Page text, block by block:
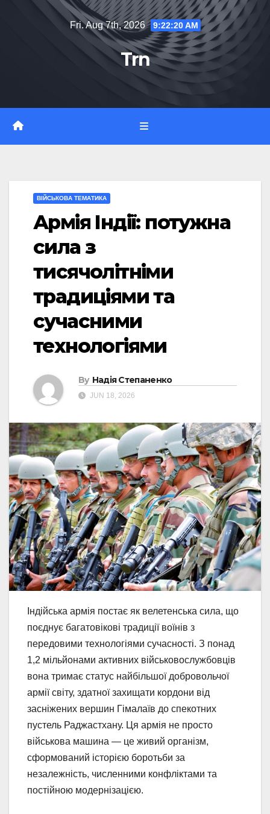
Fri. Aug 7th, 2026 9:22:22 AM
Trn
ВІЙСЬКОВА ТЕМАТИКА
Армія Індії: потужна
сила з
тисячолітніми
традиціями та
сучасними
технологіями
By Надія Степаненко
JUN 18, 2026
Індійська армія постає як велетенська сила, що
поєднує багатовікові традиції воїнів з
передовими технологіями сучасності. З понад
1,2 мільйонами активних військовослужбовців
вона тримає статус найбільшої добровольчої
армії світу, здатної захищати кордони від
засніжених вершин Гімалаїв до спекотних
пустель Раджастхану. Ця армія не просто
військова машина — це живий організм,
сформований історією боротьби за
незалежність, численними конфліктами та
постійною модернізацією.